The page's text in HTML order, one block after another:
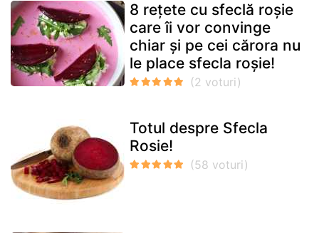
8 rețete cu sfeclă roșie
care îi vor convinge
chiar și pe cei cărora nu
le place sfecla roșie!
Totul despre Sfecla
Rosie!